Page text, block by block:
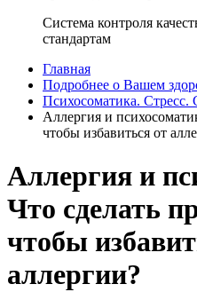
Система контроля
стандартам
Главная
Подробнее о Вашем
Психосоматика. Стресс.
Аллергия и
чтобы избавиться от
Аллергия и
Что сделать
чтобы
аллергии?